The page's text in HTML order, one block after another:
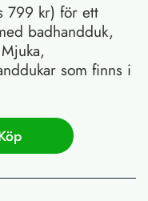
799 kr) för ett
badhandduk,
som finns i